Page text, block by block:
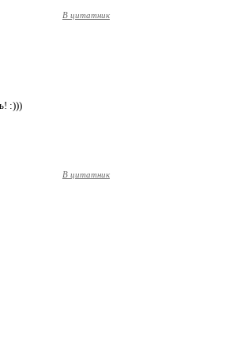
В цитатник
:)))
В цитатник